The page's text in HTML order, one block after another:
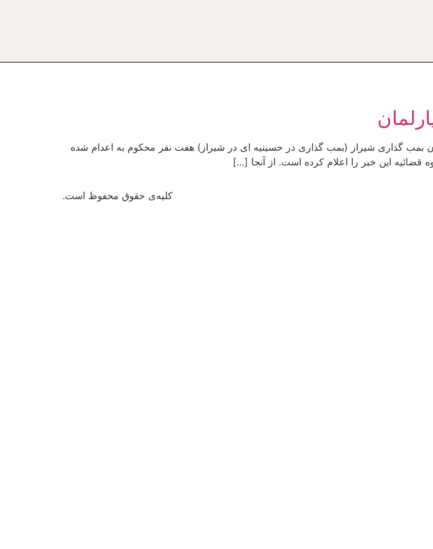
کرد که از میان متهمان بمب گذاری شیراز (بمب گذاری در حسینیه ای در شیراز) هفت نفر محکوم به اعدام شده
قضائیه این خبر را اعلام کرده است. از آنجا […]
کلیه‌ی حقوق محفوظ است.